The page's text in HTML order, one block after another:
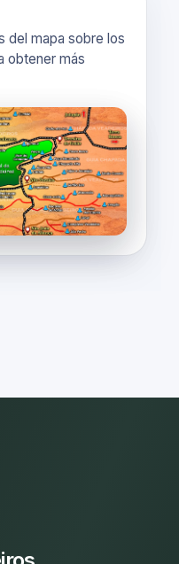
del mapa sobre los
obtener más